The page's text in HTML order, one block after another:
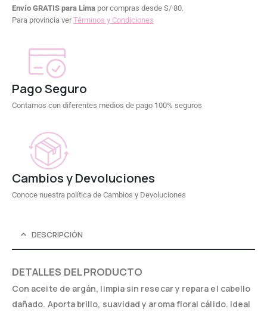
Envío GRATIS para Lima por compras desde S/ 80.
Para provincia verTérminos y Condiciones
Pago Seguro
Contamos con diferentes medios de pago 100% seguros
Cambios y Devoluciones
Conoce nuestra política de Cambios y Devoluciones
DESCRIPCIÓN
DETALLES DEL PRODUCTO
Con aceite de argán, limpia sin resecar y repara el cabello
dañado. Aporta brillo, suavidad y aroma floral cálido. Ideal